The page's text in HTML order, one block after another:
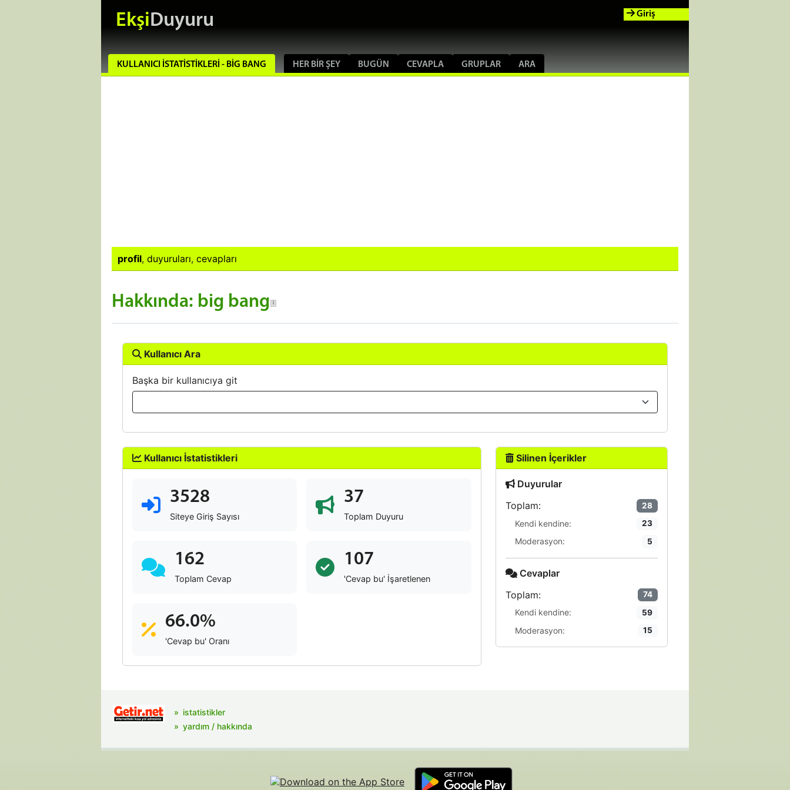
EkşiDuyuru
KULLANICI İSTATISTIKLERI - BIG BANG HER BIR ŞEY BUGÜN CEVAPLA GRUPLAR ARA
Giriş
profil, duyuruları, cevapları
Hakkında: big bang
Kullanıcı Ara
Başka bir kullanıcıya git
Kullanıcı İstatistikleri
3528
Siteye Giriş Sayısı
37
Toplam Duyuru
162
Toplam Cevap
107
'Cevap bu' İşaretlenen
66.0%
'Cevap bu' Oranı
Silinen İçerikler
Duyurular
Toplam:
28
Kendi kendine: 23
Moderasyon: 5
Cevaplar
Toplam:
74
Kendi kendine: 59
Moderasyon: 15
istatistikler
yardım / hakkında